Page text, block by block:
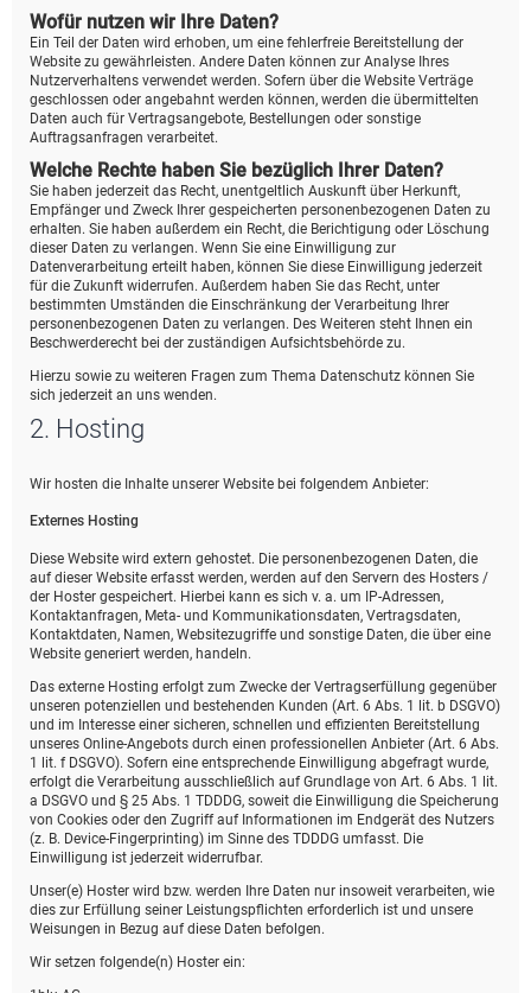
Wofür nutzen wir Ihre Daten?
Ein Teil der Daten wird erhoben, um eine fehlerfreie Bereitstellung der
Website zu gewährleisten. Andere Daten können zur Analyse Ihres
Nutzerverhaltens verwendet werden. Sofern über die Website Verträge
geschlossen oder angebahnt werden können, werden die übermittelten
Daten auch für Vertragsangebote, Bestellungen oder sonstige
Auftragsanfragen verarbeitet.
Welche Rechte haben Sie bezüglich Ihrer Daten?
Sie haben jederzeit das Recht, unentgeltlich Auskunft über Herkunft,
Empfänger und Zweck Ihrer gespeicherten personenbezogenen Daten zu
erhalten. Sie haben außerdem ein Recht, die Berichtigung oder Löschung
dieser Daten zu verlangen. Wenn Sie eine Einwilligung zur
Datenverarbeitung erteilt haben, können Sie diese Einwilligung jederzeit
für die Zukunft widerrufen. Außerdem haben Sie das Recht, unter
bestimmten Umständen die Einschränkung der Verarbeitung Ihrer
personenbezogenen Daten zu verlangen. Des Weiteren steht Ihnen ein
Beschwerderecht bei der zuständigen Aufsichtsbehörde zu.
Hierzu sowie zu weiteren Fragen zum Thema Datenschutz können Sie
sich jederzeit an uns wenden.
2. Hosting
Wir hosten die Inhalte unserer Website bei folgendem Anbieter:
Externes Hosting
Diese Website wird extern gehostet. Die personenbezogenen Daten, die
auf dieser Website erfasst werden, werden auf den Servern des Hosters /
der Hoster gespeichert. Hierbei kann es sich v. a. um IP-Adressen,
Kontaktanfragen, Meta- und Kommunikationsdaten, Vertragsdaten,
Kontaktdaten, Namen, Websitezugriffe und sonstige Daten, die über eine
Website generiert werden, handeln.
Das externe Hosting erfolgt zum Zwecke der Vertragserfüllung gegenüber
unseren potenziellen und bestehenden Kunden (Art. 6 Abs. 1 lit. b DSGVO)
und im Interesse einer sicheren, schnellen und effizienten Bereitstellung
unseres Online-Angebots durch einen professionellen Anbieter (Art. 6 Abs.
1 lit. f DSGVO). Sofern eine entsprechende Einwilligung abgefragt wurde,
erfolgt die Verarbeitung ausschließlich auf Grundlage von Art. 6 Abs. 1 lit.
a DSGVO und § 25 Abs. 1 TDDDG, soweit die Einwilligung die Speicherung
von Cookies oder den Zugriff auf Informationen im Endgerät des Nutzers
(z. B. Device-Fingerprinting) im Sinne des TDDDG umfasst. Die
Einwilligung ist jederzeit widerrufbar.
Unser(e) Hoster wird bzw. werden Ihre Daten nur insoweit verarbeiten, wie
dies zur Erfüllung seiner Leistungspflichten erforderlich ist und unsere
Weisungen in Bezug auf diese Daten befolgen.
Wir setzen folgende(n) Hoster ein: